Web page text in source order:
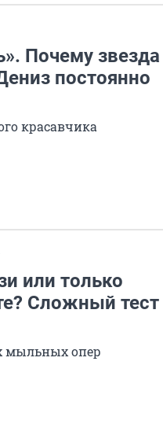
Почему звезда
постоянно
красавчика
или только
Сложный тест
мыльных опер